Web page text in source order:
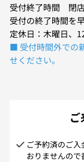
受付終了時間 閉
受付の終了時間を
定休日：木曜日、
■ 受付時間外での
せください。
ご予約済のご
おりませんの